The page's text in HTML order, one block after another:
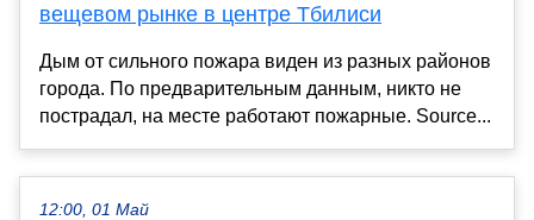
вещевом рынке в центре Тбилиси
Дым от сильного пожара виден из разных районов
города. По предварительным данным, никто не
пострадал, на месте работают пожарные. Source...
12:00, 01 Май